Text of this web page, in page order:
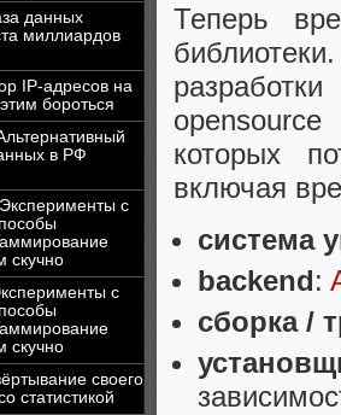
данных
миллиардов
IP-адресов на
бороться
в РФ
Эксперименты с
скучно
с
скучно
своего
статистикой
Теперь
которых
включая
система
backend:
сборка /